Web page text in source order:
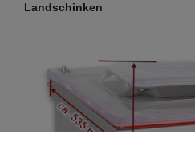
Landschinken